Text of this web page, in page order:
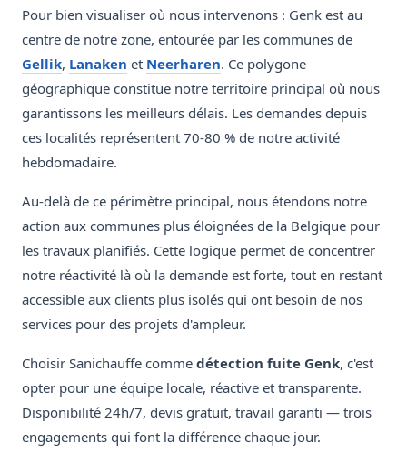
Pour bien visualiser où nous intervenons : Genk est au
centre de notre zone, entourée par les communes de
Gellik, Lanaken et Neerharen. Ce polygone
géographique constitue notre territoire principal où nous
garantissons les meilleurs délais. Les demandes depuis
ces localités représentent 70-80 % de notre activité
hebdomadaire.
Au-delà de ce périmètre principal, nous étendons notre
action aux communes plus éloignées de la Belgique pour
les travaux planifiés. Cette logique permet de concentrer
notre réactivité là où la demande est forte, tout en restant
accessible aux clients plus isolés qui ont besoin de nos
services pour des projets d'ampleur.
Choisir Sanichauffe comme détection fuite Genk, c'est
opter pour une équipe locale, réactive et transparente.
Disponibilité 24h/7, devis gratuit, travail garanti — trois
engagements qui font la différence chaque jour.